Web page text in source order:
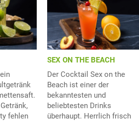
fehlen
SEX ON THE BEACH
Der Cocktail Sex on the
Beach ist einer der
bekanntesten und
beliebtesten Drinks
überhaupt. Herrlich frisch